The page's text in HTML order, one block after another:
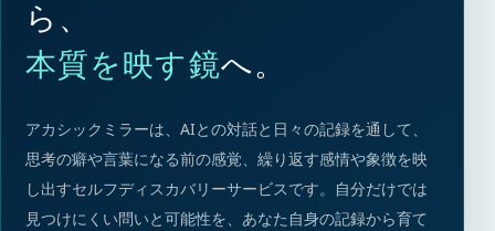
ら、
本質を映す鏡へ。
アカシックミラーは、AIとの対話と日々の記録を通して、
思考の癖や言葉になる前の感覚、繰り返す感情や象徴を映
し出すセルフディスカバリーサービスです。自分だけでは
見つけにくい問いと可能性を、あなた自身の記録から育て